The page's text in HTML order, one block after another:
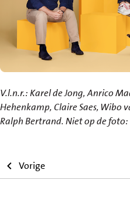
V.l.n.r.: Karel de Jong, Anrico
Hehenkamp, Claire Saes, Wibo
Ralph Bertrand. Niet op de
Vorige